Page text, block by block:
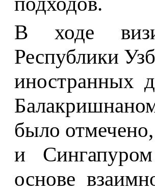
В ходе
Республики
иностранных
было
и Сингапуром
основе